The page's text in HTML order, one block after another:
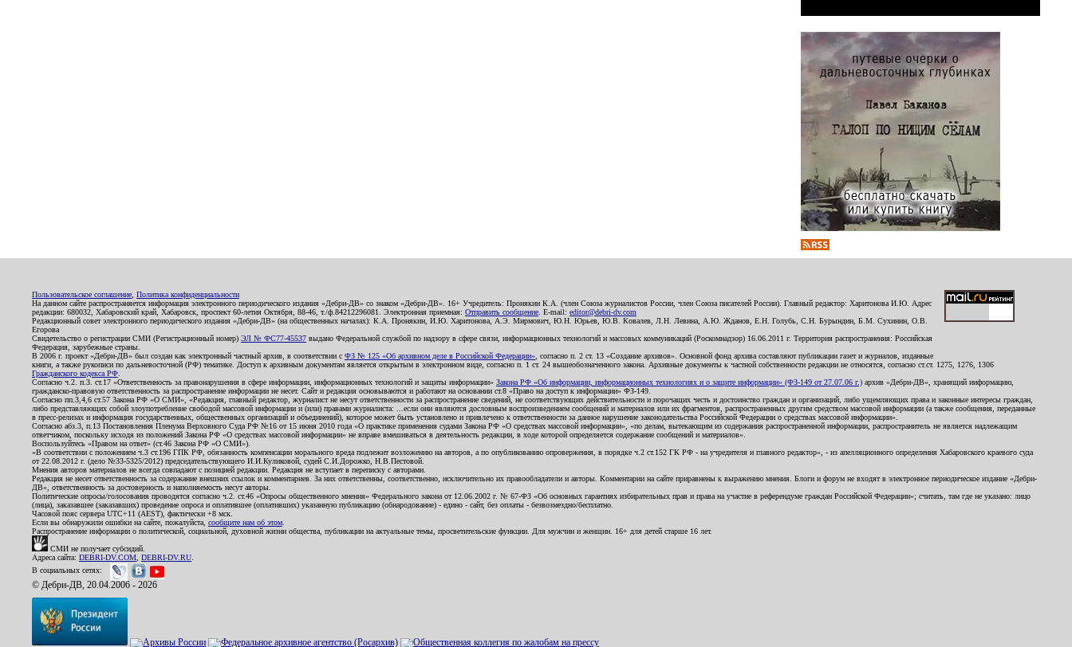
Пользовательское соглашение Политика конфиденциальности
На данном сайте распространяется информация электронного периодического издания «Дебри-ДВ» со знаком «Дебри-ДВ». 16+ Учредитель: Пронякин К.А. (член Союза журналистов России, член Союза писателей России). Главный редактор: Харитонова И.Ю. Адрес
редакции: 680032, Хабаровский край, Хабаровск, проспект 60-летия Октября, 88-46, т./ф.84212296081. Электронная приемная: Отправить сообщение . E-mail: editor@debri-dv.com
Редакционный совет электронного периодического издания «Дебри-ДВ» (на общественных началах): К.А. Пронякин, И.Ю. Харитонова, А.Э. Мирмович, Ю.Н. Юрьев, Ю.В. Ковалев, Л.Н. Левина, А.Ю. Жданов, Е.Н. Голубь, С.Н. Бурындин, Б.М. Сухинин, О.В.
Егорова
Свидетельство о регистрации СМИ (Регистрационный номер) ЭЛ № ФС77-45537 выдано Федеральной службой по надзору в сфере связи, информационных технологий и массовых коммуникаций (Роскомнадзор) 16.06.2011 г. Территория распространения: Российская
Федерация, зарубежные страны.
В 2006 г. проект «Дебри-ДВ» был создан как электронный частный архив, в соответствии с ФЗ № 125 «Об архивном деле в Российской Федерации» , согласно п. 2 ст. 13 «Создание архивов». Основной фонд архива составляют публикации газет и журналов, изданные
книги, а также рукописи по дальневосточной (РФ) тематике. Доступ к архивным документам является открытым в электронном виде, согласно п. 1 ст. 24 вышеобозначенного закона. Архивные документы к частной собственности редакции не относятся, согласно ст.ст. 1275, 1276, 1306
Гражданского кодекса РФ
Согласно ч.2. п.3. ст.17 «Ответственность за правонарушения в сфере информации, информационных технологий и защиты информации» Закона РФ «Об информации, информационных технологиях и о защите информации» (ФЗ-149 от 27.07.06 г.) архив «Дебри-ДВ», хранящий информацию,
гражданско-правовую ответственность за распространение информации не несет. Сайт и редакция основываются и работают на основании ст.8 «Право на доступ к информации» ФЗ-149.
Согласно пп.3,4,6 ст.57 Закона РФ «О СМИ», «Редакция, главный редактор, журналист не несут ответственности за распространение сведений, не соответствующих действительности и порочащих честь и достоинство граждан и организаций, либо ущемляющих права и законные интересы граждан,
либо представляющих собой злоупотребление свободой массовой информации и (или) правами журналиста: ...если они являются дословным воспроизведением сообщений и материалов или их фрагментов, распространенных другим средством массовой информации (а также сообщения, переданные
в пресс-релизах и информация государственных, общественных организаций и объединений), которое может быть установлено и привлечено к ответственности за данное нарушение законодательства Российской Федерации о средствах массовой информации».
Согласно абз.3, п.13 Постановления Пленума Верховного Суда РФ №16 от 15 июня 2010 года «О практике применения судами Закона РФ «О средствах массовой информации», «по делам, вытекающим из содержания распространенной информации, распространитель не является надлежащим
ответчиком, поскольку исходя из положений Закона РФ «О средствах массовой информации» не вправе вмешиваться в деятельность редакции, в ходе которой определяется содержание сообщений и материалов».
Воспользуйтесь «Правом на ответ» (ст.46 Закона РФ «О СМИ»).
«В соответствии с положением ч.3 ст.196 ГПК РФ, обязанность компенсации морального вреда подлежит возложению на авторов, а по опубликованию опровержения, в порядке ч.2 ст.152 ГК РФ - на учредителя и главного редактор», - из апелляционного определения Хабаровского краевого суда
от 22.08.2012 г. (дело №33-5325/2012) председательствующего И.И.Куликовой, судей С.И.Дорожко, Н.В.Пестовой.
Мнения авторов материалов не всегда совпадают с позицией редакции. Редакция не вступает в переписку с авторами.
Редакция не несет ответственность за содержание внешних ссылок и комментариев. За них ответственны, соответственно, исключительно их правообладатели и авторы. Комментарии на сайте приравнены к выражению мнения. Блоги и форум не входят в электронное периодическое издание «Дебри-
ДВ», ответственность за достоверность и наполняемость несут авторы.
Политические опросы/голосования проводятся согласно ч.2. ст.46 «Опросы общественного мнения» Федерального закона от 12.06.2002 г. № 67-ФЗ «Об основных гарантиях избирательных прав и права на участие в референдуме граждан Российской Федерации»; считать, там где не указано: лицо
(лица), заказавшее (заказавших) проведение опроса и оплатившее (оплативших) указанную публикацию (обнародование) - едино - сайт, без оплаты - безвозмездно/бесплатно.
Часовой пояс сервера UTC+11 (AEST), фактически +8 мск.
Если вы обнаружили ошибки на сайте, пожалуйста, сообщите нам об этом
Распространение информации о политической, социальной, духовной жизни общества, публикации на актуальные темы, просветительские функции. Для мужчин и женщин. 16+ для детей старше 16 лет.
СМИ не получает субсидий.
Адреса сайта: DEBRI-DV.COM DEBRI-DV.RU
В социальных сетях:
© Дебри-ДВ, 20.04.2006 - 2026